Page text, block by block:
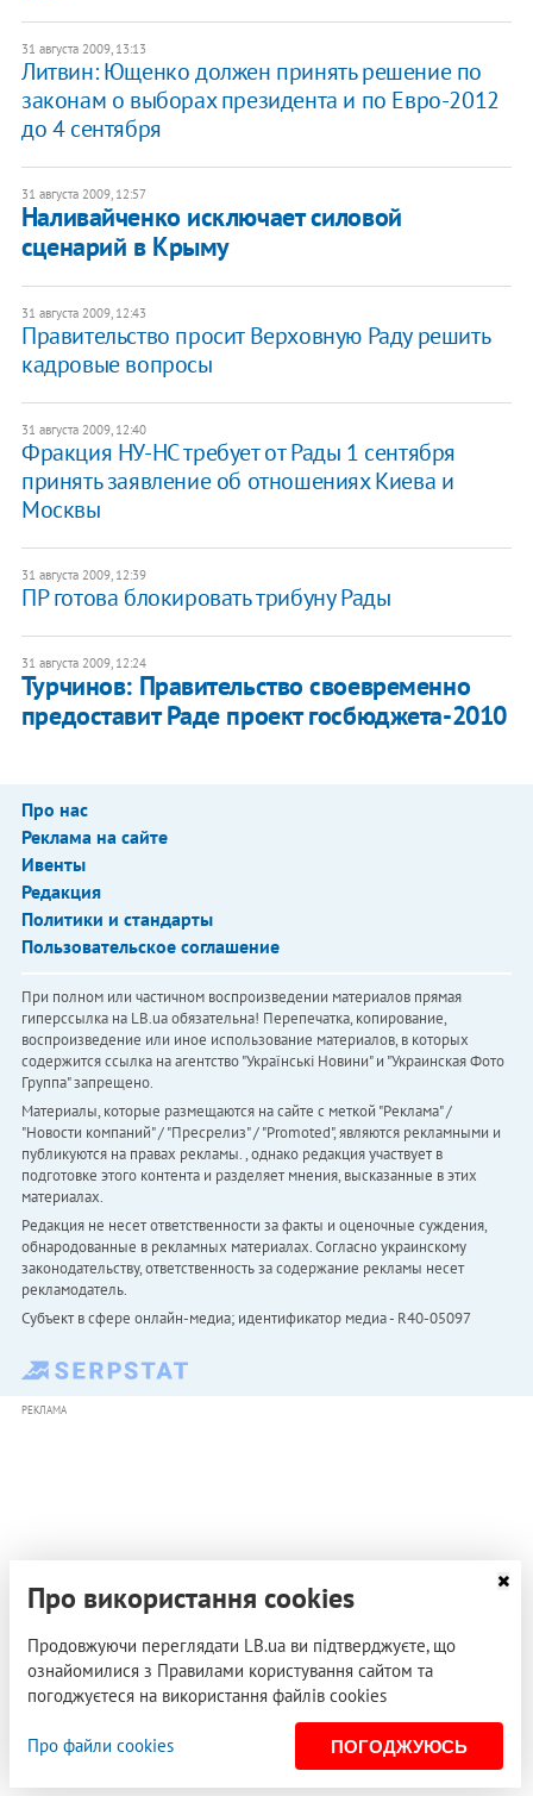
31 августа 2009, 13:13
Литвин: Ющенко должен принять решение по
законам о выборах президента и по Евро-2012
до 4 сентября
31 августа 2009, 12:57
Наливайченко исключает силовой
сценарий в Крыму
31 августа 2009, 12:43
Правительство просит Верховную Раду решить
кадровые вопросы
31 августа 2009, 12:40
Фракция НУ-НС требует от Рады 1 сентября
принять заявление об отношениях Киева и
Москвы
31 августа 2009, 12:39
ПР готова блокировать трибуну Рады
31 августа 2009, 12:24
Турчинов: Правительство своевременно
предоставит Раде проект госбюджета-2010
Про нас
Реклама на сайте
Ивенты
Редакция
Политики и стандарты
Пользовательское соглашение
При полном или частичном воспроизведении материалов прямая
гиперссылка на LB.ua обязательна! Перепечатка, копирование,
воспроизведение или иное использование материалов, в которых
содержится ссылка на агентство "Українськi Новини" и "Украинская Фото
Группа" запрещено.
Материалы, которые размещаются на сайте с меткой "Реклама" /
"Новости компаний" / "Пресрелиз" / "Promoted", являются рекламными и
публикуются на правах рекламы. , однако редакция участвует в
подготовке этого контента и разделяет мнения, высказанные в этих
материалах.
Редакция не несет ответственности за факты и оценочные суждения,
обнародованные в рекламных материалах. Согласно украинскому
законодательству, ответственность за содержание рекламы несет
рекламодатель.
Субъект в сфере онлайн-медиа; идентификатор медиа - R40-05097
РЕКЛАМА
Про використання cookies
Продовжуючи переглядати LB.ua ви підтверджуєте, що
ознайомилися з Правилами користування сайтом та
погоджуєтеся на використання файлів cookies
Про файли cookies ПОГОДЖУЮСЬ